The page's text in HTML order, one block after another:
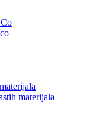
materijala